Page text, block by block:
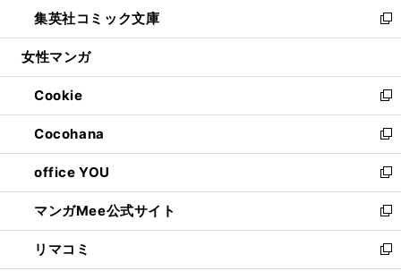
く
で
開
ド
ウ
開
く
ィ
ン
ウ
で
開
く
い
ウ
ン
ド
ウ
で
開
く
集英社コミック文庫
新
し
ウ
ィ
ン
ド
ウ
で
開
く
女性マンガ
Cookie
新
し
い
ウ
ィ
ン
ド
ウ
で
Cocohana
新
し
い
ウ
ィ
ン
ド
office YOU
新
し
い
ウ
ィ
マンガMee公式サイト
新
し
い
リマコミ
新